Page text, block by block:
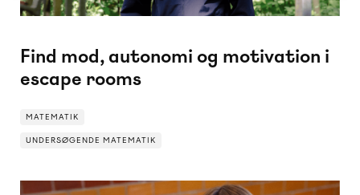
Find mod, autonomi og motivation i
escape rooms
MATEMATIK
UNDERSØGENDE MATEMATIK